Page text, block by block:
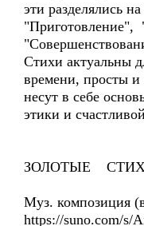
эти разделялись
Стихи актуальны
времени, просты
несут в себе
этики и
ЗОЛОТЫЕ
Муз. композиция
https://suno.com/